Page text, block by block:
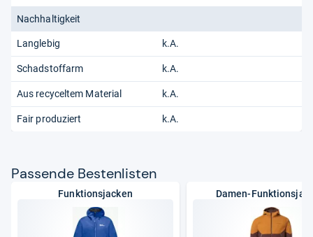
Nachhaltigkeit
Langlebig k.A.
Schadstoffarm k.A.
Aus recyceltem Material k.A.
Fair produziert k.A.
Pas­sende Bes­ten­lis­ten
Funktionsjacken Damen-